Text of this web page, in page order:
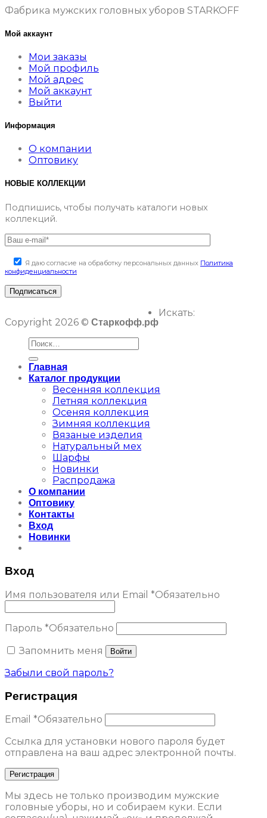
Фабрика мужских головных уборов STARKOFF
Мой аккаунт
Мои заказы
Мой профиль
Мой адрес
Мой аккаунт
Выйти
Информация
О компании
Оптовику
НОВЫЕ КОЛЛЕКЦИИ
Подпишись, чтобы получать каталоги новых
коллекций.
Я даю согласие на обработку персональных данных Политика
конфиденциальности
Copyright 2026 © Старкофф.рф
Искать:
Главная
Каталог продукции
Весенняя коллекция
Летняя коллекция
Осеняя коллекция
Зимняя коллекция
Вязаные изделия
Натуральный мех
Шарфы
Новинки
Распродажа
О компании
Оптовику
Контакты
Вход
Новинки
Вход
Имя пользователя или Email *Обязательно
Пароль *Обязательно
Запомнить меня
Войти
Забыли свой пароль?
Регистрация
Email *Обязательно
Ссылка для установки нового пароля будет
отправлена ​​на ваш адрес электронной почты.
Регистрация
Мы здесь не только производим мужские
головные уборы, но и собираем куки. Если